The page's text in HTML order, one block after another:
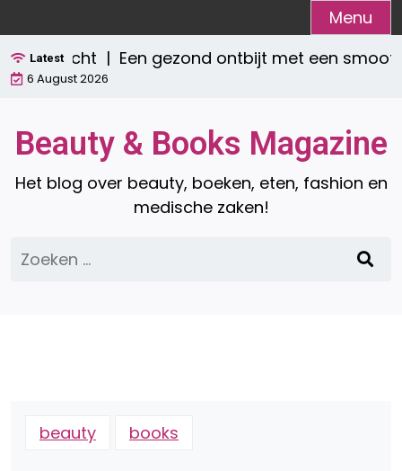
naar
de
inhoud
Menu
Latest |Een gezond ontbijt met een smoothie:
6 August 2026
Beauty & Books Magazine
Het blog over beauty, boeken, eten, fashion en
medische zaken!
Zoeken
naar:
beauty books